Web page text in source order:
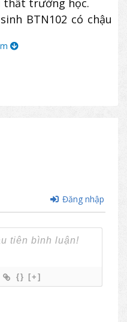
thất trường học.
BTN102 có chậu
bằng thép sơn tĩnh
ngăn melamine
gỗ sơn phủ Pu.
Đăng nhập
{} [+]